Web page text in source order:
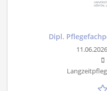
Dipl.